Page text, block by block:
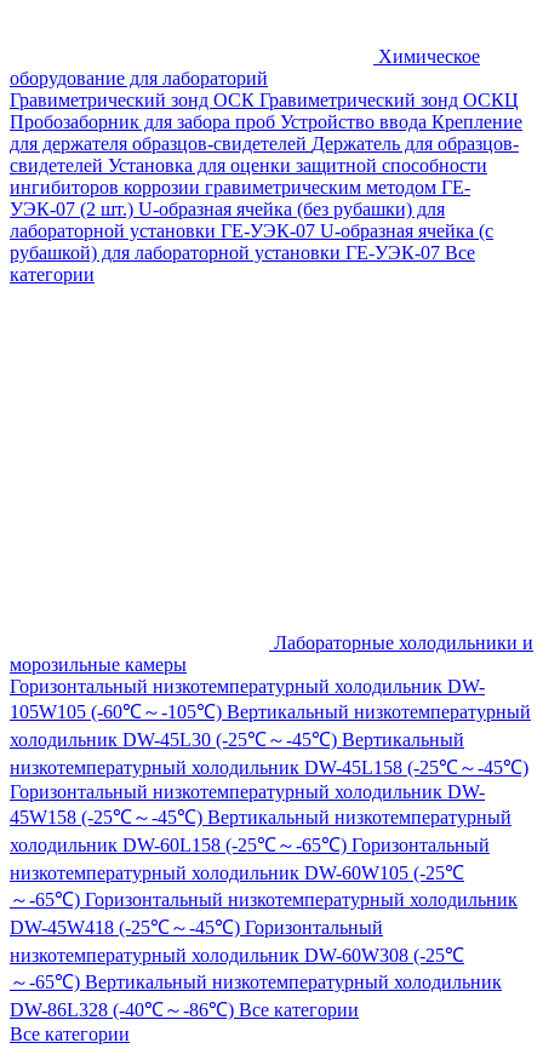
Химическое
оборудование для лабораторий
Гравиметрический зонд ОСК Гравиметрический зонд ОСКЦ
Пробозаборник для забора проб Устройство ввода Крепление
для держателя образцов-свидетелей Держатель для образцов-
свидетелей Установка для оценки защитной способности
ингибиторов коррозии гравиметрическим методом ГЕ-
УЭК-07 (2 шт.) U-образная ячейка (без рубашки) для
лабораторной установки ГЕ-УЭК-07 U-образная ячейка (с
рубашкой) для лабораторной установки ГЕ-УЭК-07 Все
категории
Лабораторные холодильники и
морозильные камеры
Горизонтальный низкотемпературный холодильник DW-
105W105 (-60℃～-105℃) Вертикальный низкотемпературный
холодильник DW-45L30 (-25℃～-45℃) Вертикальный
низкотемпературный холодильник DW-45L158 (-25℃～-45℃)
Горизонтальный низкотемпературный холодильник DW-
45W158 (-25℃～-45℃) Вертикальный низкотемпературный
холодильник DW-60L158 (-25℃～-65℃) Горизонтальный
низкотемпературный холодильник DW-60W105 (-25℃
～-65℃) Горизонтальный низкотемпературный холодильник
DW-45W418 (-25℃～-45℃) Горизонтальный
низкотемпературный холодильник DW-60W308 (-25℃
～-65℃) Вертикальный низкотемпературный холодильник
DW-86L328 (-40℃～-86℃) Все категории
Все категории